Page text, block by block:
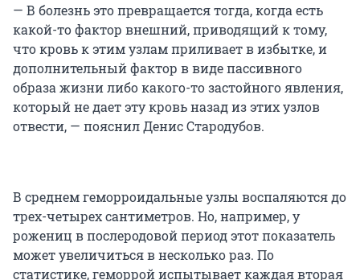
— В болезнь это превращается тогда, когда есть
какой-то фактор внешний, приводящий к тому,
что кровь к этим узлам приливает в избытке, и
дополнительный фактор в виде пассивного
образа жизни либо какого-то застойного явления,
который не дает эту кровь назад из этих узлов
отвести, — пояснил Денис Стародубов.
В среднем геморроидальные узлы воспаляются до
трех-четырех сантиметров. Но, например, у
рожениц в послеродовой период этот показатель
может увеличиться в несколько раз. По
статистике, геморрой испытывает каждая вторая